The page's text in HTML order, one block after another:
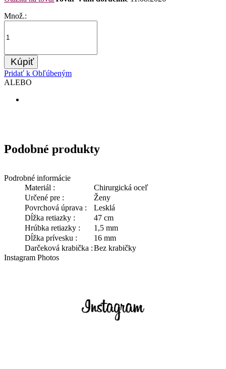
Množ.:
Kúpiť
Pridať k Obľúbeným
ALEBO
Podrobné informácie
Materiál :
Chirurgická oceľ
Určené pre :
Ženy
Povrchová úprava :
Lesklá
Dĺžka retiazky :
47 cm
Hrúbka retiazky :
1,5 mm
Dĺžka prívesku :
16 mm
Darčeková krabička :Bez krabičky
Instagram Photos
Podobné produkty